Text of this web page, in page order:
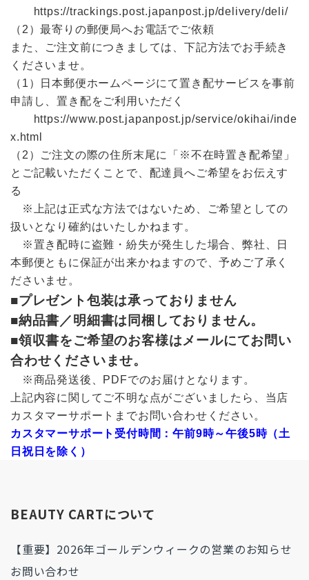
https://trackings.post.japanpost.jp/delivery/deli/
（2）最寄りの郵便局へお電話でご依頼
また、ご注文前につきましては、下記方法でお手続き
くださいませ。
（1）日本郵便ホームページにて置き配サービスを事前
申請し、置き配をご利用いただく
https://www.post.japanpost.jp/service/okihai/inde
x.html
（2）ご注文の際の住所末尾に「※不在時置き配希望」
とご記載いただくことで、配達員へご希望をお伝えす
る
※上記は正式な方法ではないため、ご希望としての
扱いとなり確約はいたしかねます。
※置き配時に盗難・紛失が発生した場合、弊社、日
本郵便ともに保証が出来かねますので、予めご了承く
ださいませ。
■プレゼント包装は承っておりません
■納品書／明細書は同梱しておりません。
■領収書をご希望のお客様はメールにてお問い
合わせくださいませ。
※商品発送後、PDFでのお届けとなります。
上記内容に関してご不明な点がございましたら、当店
カスタマーサポートまでお問い合わせください。
カスタマーサポート受付時間：午前9時～午後5時（土
日祝日を除く）
BEAUTY CARTについて
【重要】2026年ゴールデンウィークの営業のお知らせ
お問い合わせ